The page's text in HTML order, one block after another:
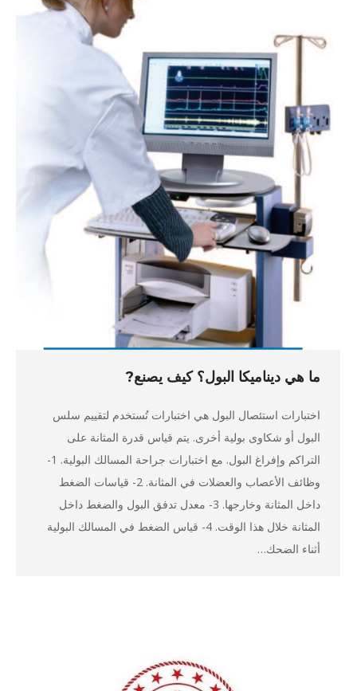
ما هي ديناميكا البول؟ كيف يصنع?
اختبارات استئصال البول هي اختبارات تُستخدم لتقييم سلس
البول أو شكاوى بولية أخرى. يتم قياس قدرة المثانة على
التراكم وإفراغ البول. مع اختبارات جراحة المسالك البولية. 1-
وظائف الأعصاب والعضلات في المثانة. 2- قياسات الضغط
داخل المثانة وخارجها. 3- معدل تدفق البول والضغط داخل
المثانة خلال هذا الوقت. 4- قياس الضغط في المسالك البولية
أثناء الضحك…